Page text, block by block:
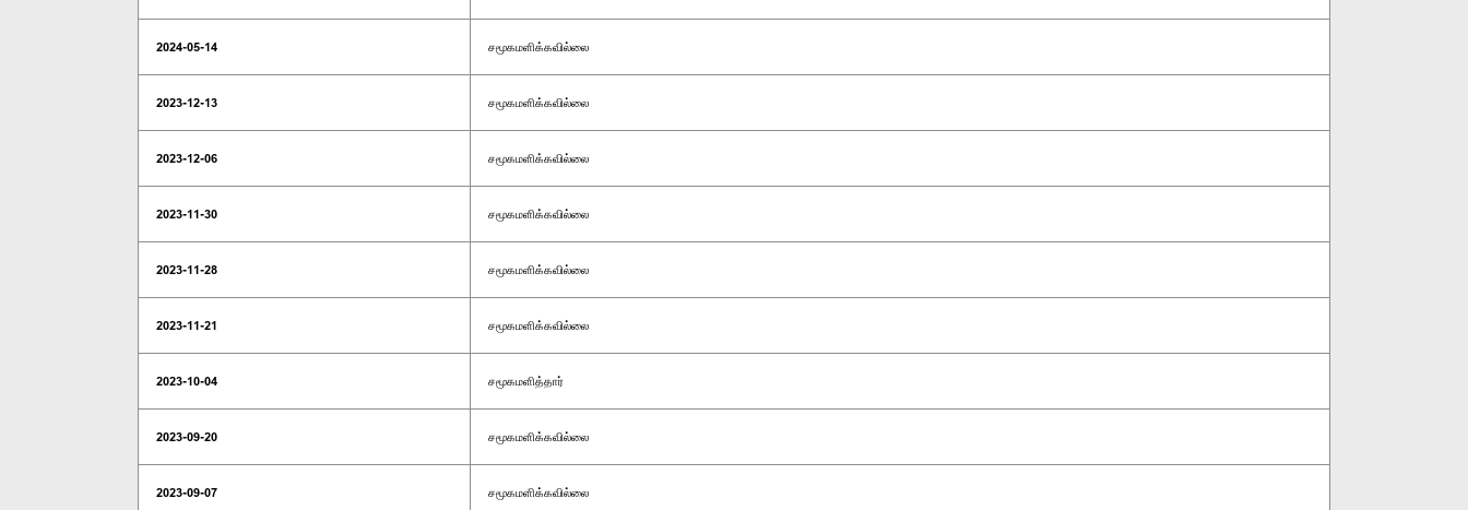
2024-05-14 சமூகமளிக்கவில்லை
2023-12-13 சமூகமளிக்கவில்லை
2023-12-06 சமூகமளிக்கவில்லை
2023-11-30 சமூகமளிக்கவில்லை
2023-11-28 சமூகமளிக்கவில்லை
2023-11-21 சமூகமளிக்கவில்லை
2023-10-04 சமூகமளித்தார்
2023-09-20 சமூகமளிக்கவில்லை
2023-09-07 சமூகமளிக்கவில்லை